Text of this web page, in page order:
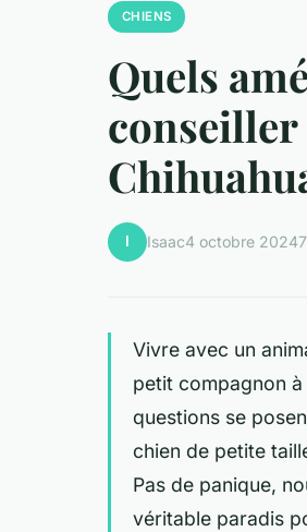
CHIENS
Quels
conseiller
I Isaac4 octobre 2024
Vivre avec un
petit compagnon
questions se
chien de petite
Pas de panique,
véritable paradis